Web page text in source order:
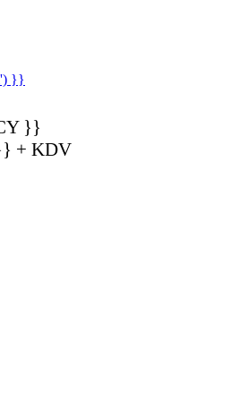
}}
}}
+ KDV